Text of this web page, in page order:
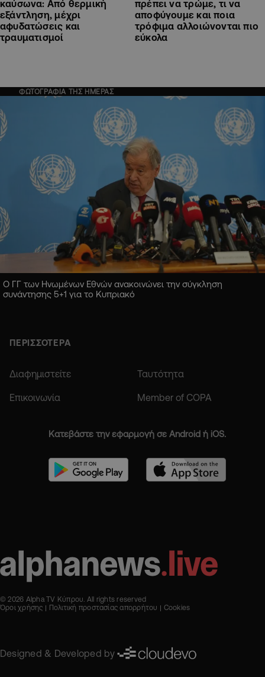
καύσωνα: Από θερμική
εξάντληση, μέχρι
αφυδατώσεις και
τραυματισμοί
πρέπει να τρώμε, τι να
αποφύγουμε και ποια
τρόφιμα αλλοιώνονται πιο
εύκολα
ΦΩΤΟΓΡΑΦΙΑ ΤΗΣ ΗΜΕΡΑΣ
Ο ΓΓ των Ηνωμένων Εθνών ανακοινώνει την σύγκληση
συνάντησης 5+1 για το Κυπριακό
ΠΕΡΙΣΣΟΤΕΡΑ
Διαφημιστείτε Ταυτότητα
Επικοινωνία Member of COPA
Κατεβάστε την εφαρμογή σε Android ή iOS.
© 2026 Alpha TV Κύπρου. All rights reserved
Όροι χρήσης
Πολιτική προστασίας απορρήτου Cookies
Designed & Developed by